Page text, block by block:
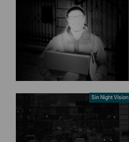
Sin Night Vision